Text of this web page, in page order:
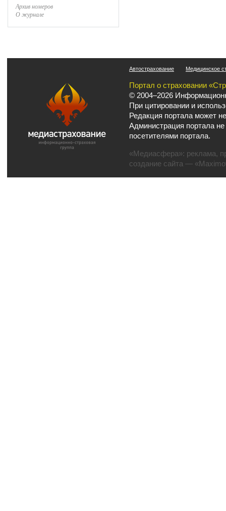
Архив номеров
О журнале
Автострахование Медицинское
Портал о страховании
© 2004–2026
При цитировании и
Редакция портала может
Администрация портала
посетителями портала.
«Медиасфера»: реклама,
создание сайта —